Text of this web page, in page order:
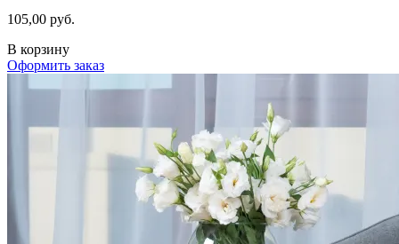
105,00 руб.
В корзину
Оформить заказ